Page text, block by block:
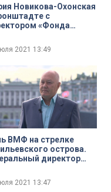
Новикова-Охонская
с
«Фонда
Алексеевым.
памятника
2021 13:49
ВМФ на стрелке
острова.
директор
ветеранов
2021 13:47